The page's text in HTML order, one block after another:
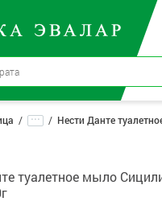
→
12 аптек
и оплата
...
Нести Данте
туалетное мыло